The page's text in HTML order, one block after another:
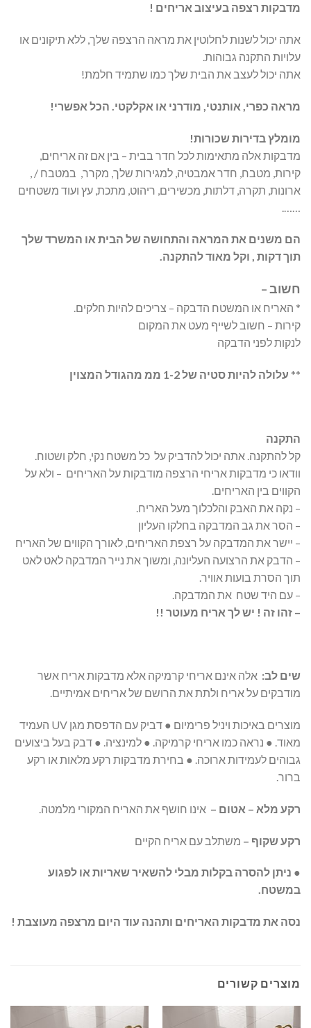
מדבקות רצפה בעיצוב אריחים !
אתה יכול לשנות לחלוטין את מראה הרצפה שלך, ללא תיקונים או
עלויות התקנה גבוהות.
אתה יכול לעצב את הבית שלך כמו שתמיד חלמת!
מראה כפרי, אותנטי, מודרני או אקלקטי. הכל אפשרי!
מומלץ בדירות שכורות!
מדבקות אלה מתאימות לכל חדר בבית – בין אם זה אריחים,
קירות, מטבח, חדר אמבטיה, למגירות שלך, מקרר, במטבח / ,
ארונות, תקרה, דלתות, מכשירים, ריהוט, מתכת, עץ ועוד משטחים
הם משנים את המראה והתחושה של הבית או המשרד שלך
תוך דקות , וקל מאוד להתקנה.
חשוב –
* האריח או המשטח הדבקה – צריכים להיות חלקים.
קירות – חשוב לשייף מעט את המקום
לנקות לפני הדבקה
** עלולה להיות סטיה של 1-2 ממ מהגודל המצוין
התקנה
קל להתקנה. אתה יכול להדביק על כל משטח נקי, חלק ושטוח.
וודאו כי מדבקות אריחי הרצפה מודבקות על האריחים – ולא על
הקווים בין האריחים.
– נקה את האבק והלכלוך מעל האריח.
– הסר את גב המדבקה בחלקו העליון
– יישר את המדבקה על רצפת האריחים, לאורך הקווים של האריח
– הדבק את הרצועה העליונה, ומשוך את נייר המדבקה לאט לאט
תוך הסרת בועות אוויר.
– עם היד שטח את המדבקה.
– זהו זה ! יש לך אריח מעוטר !!
שים לב: אלה אינם אריחי קרמיקה אלא מדבקות אריח אשר
מודבקים על אריח ולתת את הרושם של אריחים אמיתיים.
מוצרים באיכות ויניל פרימיום ● דביק עם הדפסת מגן UV העמיד
מאוד. ● נראה כמו אריחי קרמיקה. ● למינציה. ● דבק בעל ביצועים
גבוהים לעמידות ארוכה. ● בחירת מדבקות רקע מלאות או רקע
ברור.
רקע מלא – אטום – אינו חושף את האריח המקורי מלמטה.
רקע שקוף – משתלב עם אריח הקיים
● ניתן להסרה בקלות מבלי להשאיר שאריות או לפגוע
במשטח.
נסה את מדבקות האריחים ותהנה עוד היום מרצפה מעוצבת !
מוצרים קשורים